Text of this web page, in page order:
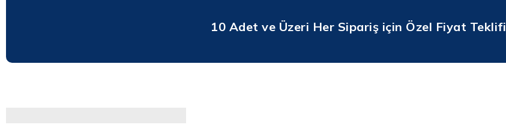
10 Adet ve Üzeri Her Sipariş için Özel Fiyat Teklifi